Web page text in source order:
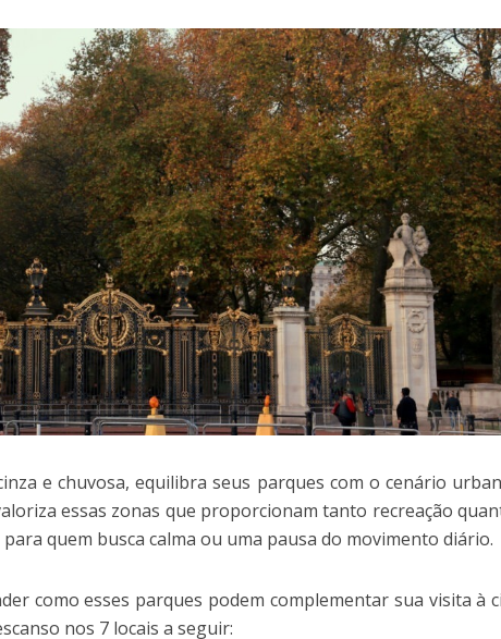
e chuvosa, equilibra seus parques com o cenário
essas zonas que proporcionam tanto recreação
quem busca calma ou uma pausa do movimento diário.
como esses parques podem complementar sua visita à
nos 7 locais a seguir: